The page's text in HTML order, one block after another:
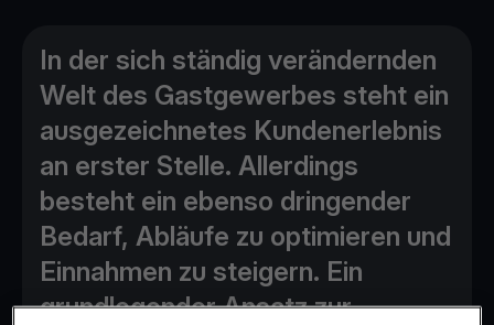
In der sich ständig verändernden
Welt des Gastgewerbes steht ein
ausgezeichnetes Kundenerlebnis
an erster Stelle. Allerdings
besteht ein ebenso dringender
Bedarf, Abläufe zu optimieren und
Einnahmen zu steigern. Ein
grundlegender Ansatz zur